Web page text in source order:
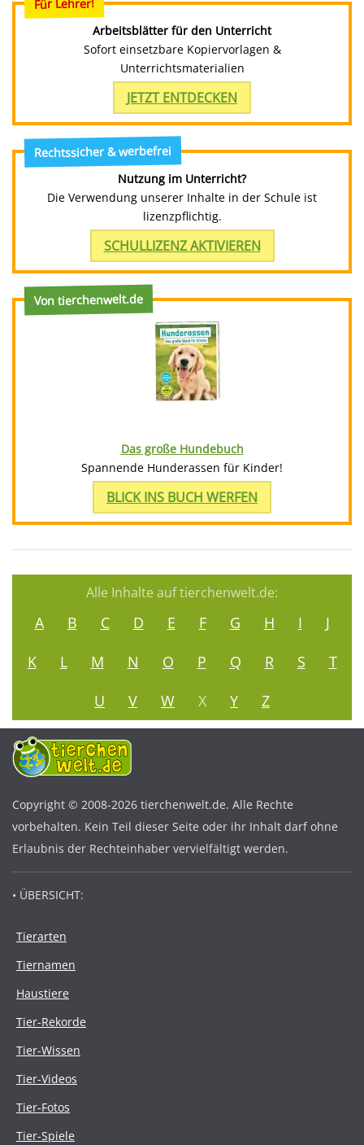
Für Lehrer!
Arbeitsblätter für den Unterricht
Sofort einsetzbare Kopiervorlagen &
Unterrichtsmaterialien
JETZT ENTDECKEN
Rechtssicher & werbefrei
Nutzung im Unterricht?
Die Verwendung unserer Inhalte in der Schule ist
lizenzpflichtig.
SCHULLIZENZ AKTIVIEREN
Von tierchenwelt.de
Das große Hundebuch
Spannende Hunderassen für Kinder!
BLICK INS BUCH WERFEN
Alle Inhalte auf tierchenwelt.de:
A B C D E F G H I
J
K
L M N O P Q R S
T
U
V W X Y Z
Copyright © 2008-2026 tierchenwelt.de. Alle Rechte
vorbehalten. Kein Teil dieser Seite oder ihr Inhalt darf ohne
Erlaubnis der Rechteinhaber vervielfältigt werden.
• ÜBERSICHT:
Tierarten
Tiernamen
Haustiere
Tier-Rekorde
Tier-Wissen
Tier-Videos
Tier-Fotos
Tier-Spiele